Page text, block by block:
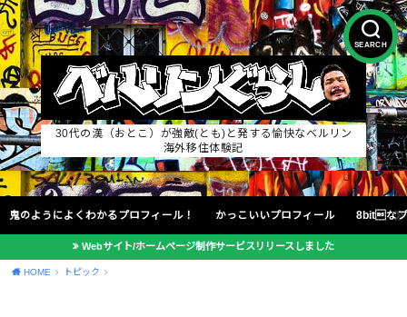
SEARCH
30代の漢（おとこ）が強敵(とも)と発する愉快なベルリン
海外移住体験記
鬼のようによくわかるプロフィール！ かっこいいプロフィール 8bitな
Webサイト/ホームページ制作サービスリリースしました
HOME トピック